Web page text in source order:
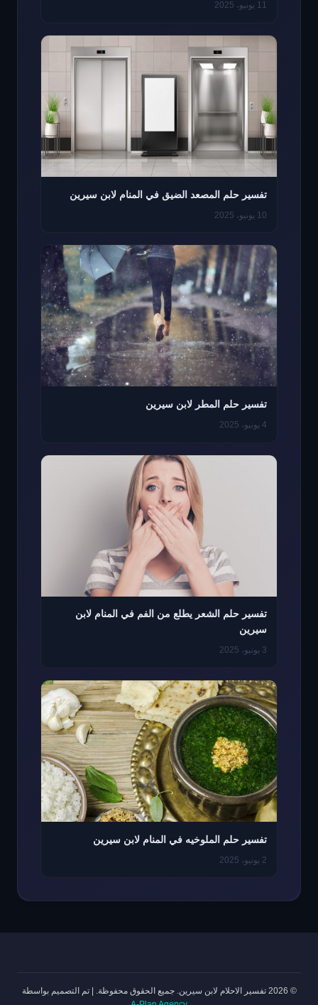
11 يونيو، 2025
تفسير حلم المصعد الضيق في المنام لابن سيرين
10 يونيو، 2025
تفسير حلم المطر لابن سيرين
4 يونيو، 2025
تفسير حلم الشعر يطلع من الفم في المنام لابن
سيرين
3 يونيو، 2025
تفسير حلم الملوخيه في المنام لابن سيرين
2 يونيو، 2025
© 2026 تفسير الاحلام لابن سيرين. جميع الحقوق محفوظة. |تم التصميم بواسطة